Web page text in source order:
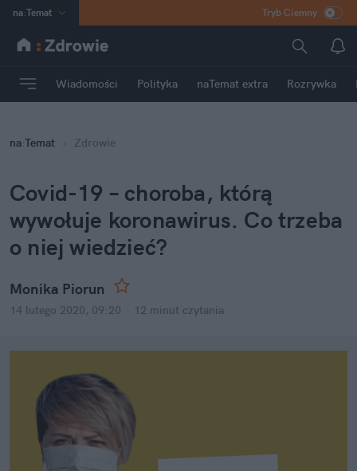
na:Temat
INN Poland
mama
Rozrywka
Tryb Ciemny
Wiadomości Polityka naTemat extra Rozrywka
na:Temat Zdrowie
Covid-19 – choroba, którą
wywołuje koronawirus. Co trzeba
o niej wiedzieć?
Monika Piorun
14 lutego 2020, 09:20 12 minut czytania